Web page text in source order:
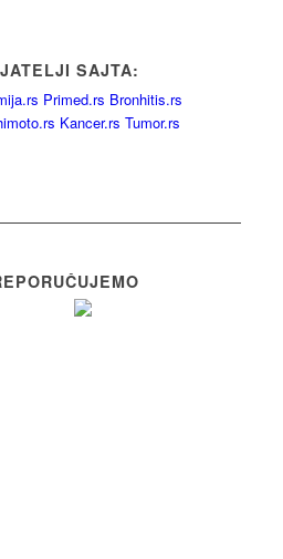
SAJTA:
Primed.rs Bronhitis.rs
Kancer.rs Tumor.rs